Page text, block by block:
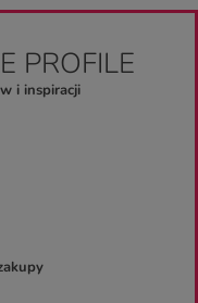
PROFILE
i inspiracji